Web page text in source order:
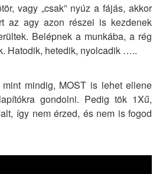
vagy „csak” nyúz a fájás, akkor
az agy azon részei is kezdenek
Belépnek a munkába, a rég
Hatodik, hetedik, nyolcadik …..
mindig, MOST is lehet ellene
gondolni. Pedig tök 1Xű,
így nem érzed, és nem is fogod